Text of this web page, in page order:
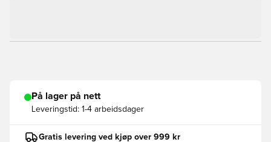
På lager på nett
Leveringstid: 1-4 arbeidsdager
Gratis levering ved kjøp over 999 kr